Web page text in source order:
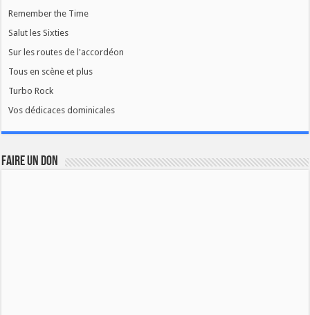
Remember the Time
Salut les Sixties
Sur les routes de l'accordéon
Tous en scène et plus
Turbo Rock
Vos dédicaces dominicales
FAIRE UN DON